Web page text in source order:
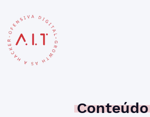
Conteúdo